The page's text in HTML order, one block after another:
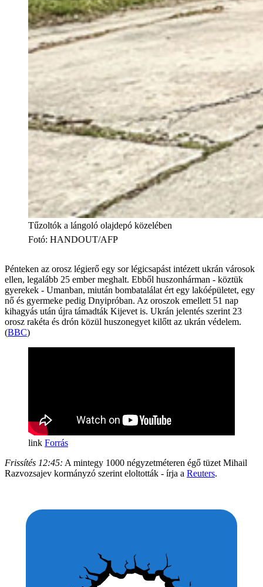
Tűzoltók a lángoló olajdepó közelében
Fotó: HANDOUT/AFP
Pénteken az orosz légierő egy sor légicsapást intézett ukrán városok
ellen, legalább 25 ember meghalt. Ebből huszonhárman - köztük
gyerekek - Umanban, miután bombatalálat ért egy lakóépületet, egy
nő és gyermeke pedig Dnyipróban. Az oroszok emellett 51 nap
kihagyás után újra támadták Kijevet is. Ukrán jelentés szerint 23
orosz rakéta és drón közül huszonegyet kilőtt az ukrán védelem.
(BBC)
Forrás
Frissítés 12:45: A mintegy 1000 négyzetméteren égő tüzet Mihail
Razvozsajev kormányzó szerint eloltották - írja a Reuters.